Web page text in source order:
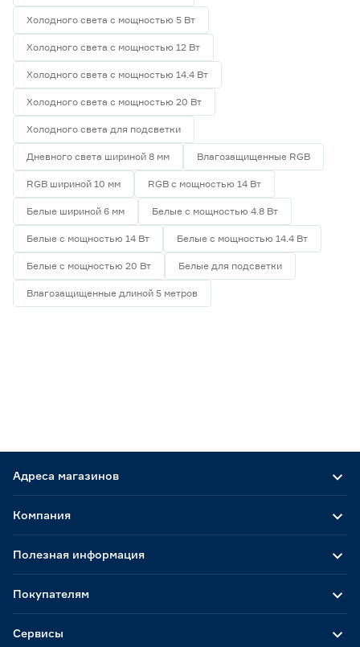
Холодного света с мощностью 5 Вт
Холодного света с мощностью 12 Вт
Холодного света с мощностью 14.4 Вт
Холодного света с мощностью 20 Вт
Холодного света для подсветки
Дневного света шириной 8 мм Влагозащищенные RGB
RGB шириной 10 мм RGB с мощностью 14 Вт
Белые шириной 6 мм Белые с мощностью 4.8 Вт
Белые с мощностью 14 Вт Белые с мощностью 14.4 Вт
Белые с мощностью 20 Вт Белые для подсветки
Влагозащищенные длиной 5 метров
Адреса магазинов
Компания
Полезная информация
Покупателям
Сервисы